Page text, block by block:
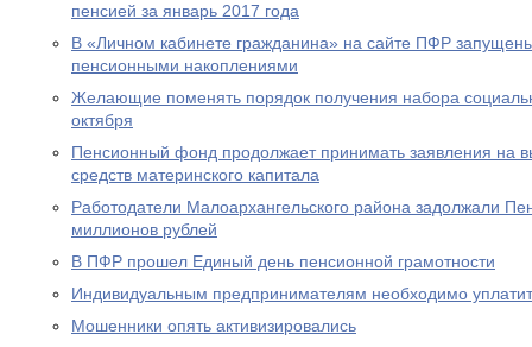
пенсией за январь 2017 года
В «Личном кабинете гражданина» на сайте ПФР
пенсионными накоплениями
Желающие поменять порядок получения набора
октября
Пенсионный фонд продолжает принимать заявления на
средств материнского капитала
Работодатели Малоархангельского района задолжали
миллионов рублей
В ПФР прошел Единый день пенсионной грамотности
Индивидуальным предпринимателям необходимо
Мошенники опять активизировались